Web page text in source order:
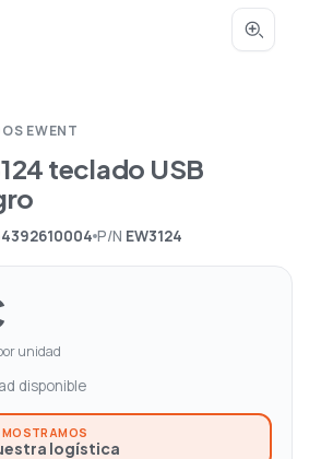
EWENT
teclado USB
P/N EW3124
unidad
disponible
MOSTRAMOS
logística